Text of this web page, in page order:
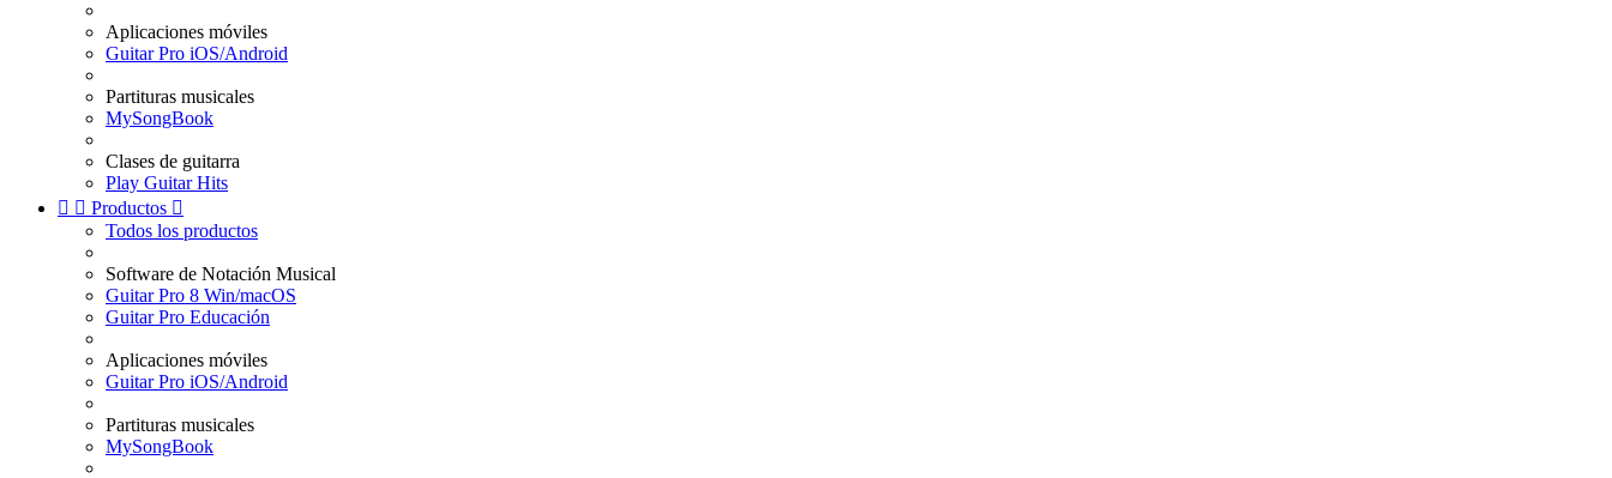
Aplicaciones móviles
Guitar Pro iOS/Android
Partituras musicales
MySongBook
Clases de guitarra
Play Guitar Hits
  Productos 
Todos los productos
Software de Notación Musical
Guitar Pro 8 Win/macOS
Guitar Pro Educación
Aplicaciones móviles
Guitar Pro iOS/Android
Partituras musicales
MySongBook